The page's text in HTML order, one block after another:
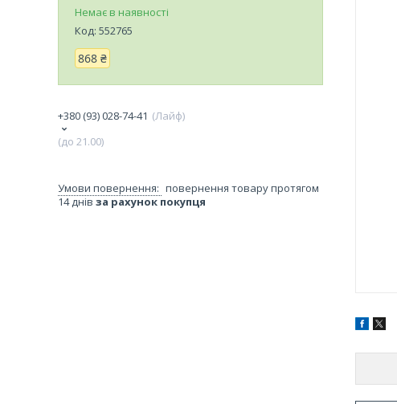
Немає в наявності
Код: 552765
868 ₴
+380 (93) 028-74-41
Лайф
(до 21.00)
повернення товару протягом
14 днів за рахунок покупця